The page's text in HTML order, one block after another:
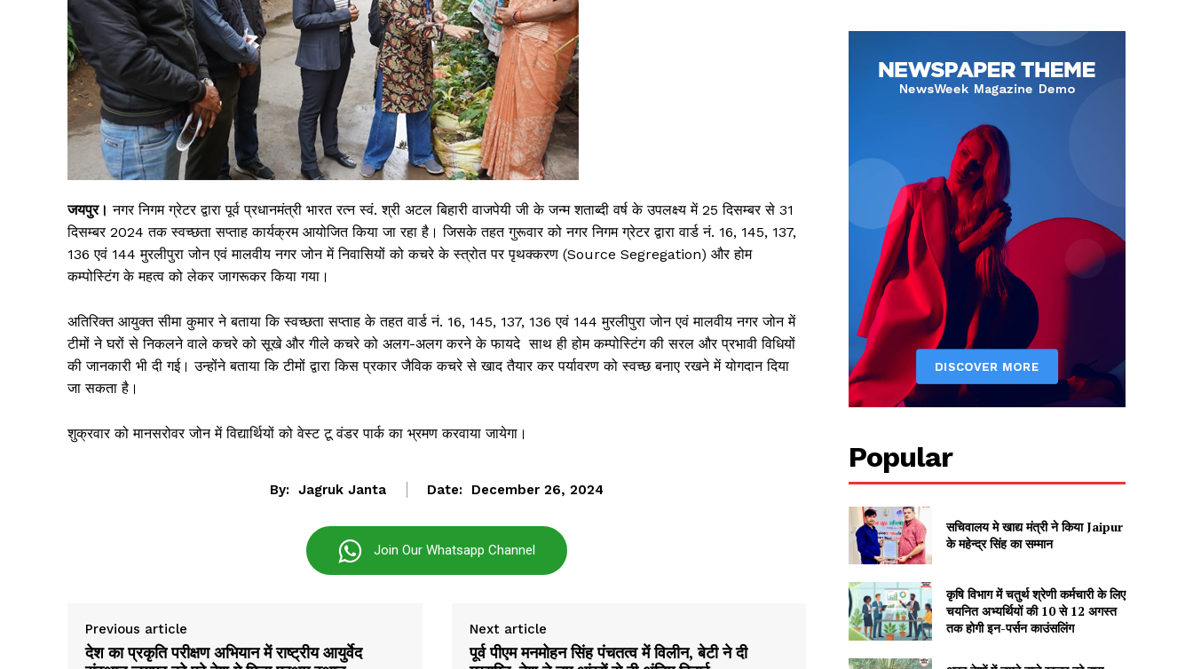
Jagruk Janta
Vishwasniya Hindi
Akhbaar
About
जयपुर। नगर निगम ग्रेटर द्वारा पूर्व प्रधानमंत्री भारत रत्न स्वं. श्री अटल बिहारी वाजपेयी जी के जन्म शताब्दी वर्ष के उपलक्ष्य में 25 दिसम्बर से 31
दिसम्बर 2024 तक स्वच्छता सप्ताह कार्यक्रम आयोजित किया जा रहा है। जिसके तहत गुरूवार को नगर निगम ग्रेटर द्वारा वार्ड नं. 16, 145, 137,
136 एवं 144 मुरलीपुरा जोन एवं मालवीय नगर जोन में निवासियों को कचरे के स्त्रोत पर पृथक्करण (Source Segregation) और होम
कम्पोस्टिंग के महत्व को लेकर जागरूकर किया गया।
अतिरिक्त आयुक्त सीमा कुमार ने बताया कि स्वच्छता सप्ताह के तहत वार्ड नं. 16, 145, 137, 136 एवं 144 मुरलीपुरा जोन एवं मालवीय नगर जोन में
टीमों ने घरों से निकलने वाले कचरे को सूखे और गीले कचरे को अलग-अलग करने के फायदे साथ ही होम कम्पोस्टिंग की सरल और प्रभावी विधियों
की जानकारी भी दी गई। उन्होंने बताया कि टीमों द्वारा किस प्रकार जैविक कचरे से खाद तैयार कर पर्यावरण को स्वच्छ बनाए रखने में योगदान दिया
जा सकता है।
शुक्रवार को मानसरोवर जोन में विद्यार्थियों को वेस्ट टू वंडर पार्क का भ्रमण करवाया जायेगा।
By: Jagruk Janta Date: December 26, 2024
Join Our Whatsapp Channel
Previous article
देश का प्रकृति परीक्षण अभियान में राष्ट्रीय आयुर्वेद
Next article
पूर्व पीएम मनमोहन सिंह पंचतत्व में विलीन, बेटी ने दी
Popular
सचिवालय मे खाद्य मंत्री ने किया Jaipur
के महेन्द्र सिंह का सम्मान
कृषि विभाग में चतुर्थ श्रेणी कर्मचारी के लिए
चयनित अभ्यर्थियों की 10 से 12 अगस्त
तक होगी इन-पर्सन काउंसलिंग